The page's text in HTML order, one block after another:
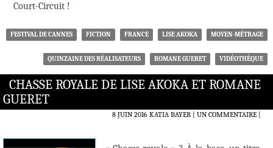
Court-Circuit !
FESTIVAL DE CANNES FICTION FRANCE LISE AKOKA MOYEN-MÉTRAGE
QUINZAINE DES RÉALISATEURS ROMANE GUERET VIDÉOTHÈQUE
CHASSE ROYALE DE LISE AKOKA ET ROMANE
GUERET
8 JUIN 2016 KATIA BAYER UN COMMENTAIRE|